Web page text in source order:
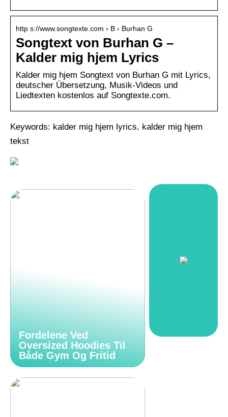
http s://www.songtexte.com › B › Burhan G
Songtext von Burhan G –
Kalder mig hjem Lyrics
Kalder mig hjem Songtext von Burhan G mit Lyrics,
deutscher Übersetzung, Musik-Videos und
Liedtexten kostenlos auf Songtexte.com.
Keywords: kalder mig hjem lyrics, kalder mig hjem
tekst
Fordelene Ved
Oversized Hoodies Til
Både Gym Og Fritid